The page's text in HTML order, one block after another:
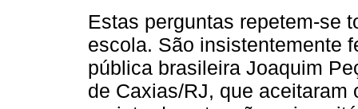
Estas perguntas repetem-se
escola. São insistentemente
pública brasileira Joaquim
de Caxias/RJ, que